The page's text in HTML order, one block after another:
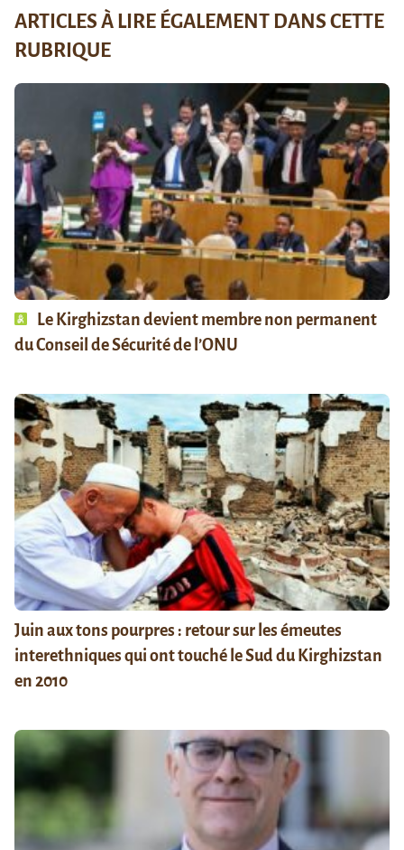
ARTICLES À LIRE ÉGALEMENT DANS CETTE
RUBRIQUE
Le Kirghizstan devient membre non permanent
du Conseil de Sécurité de l’ONU
Juin aux tons pourpres : retour sur les émeutes
interethniques qui ont touché le Sud du Kirghizstan
en 2010